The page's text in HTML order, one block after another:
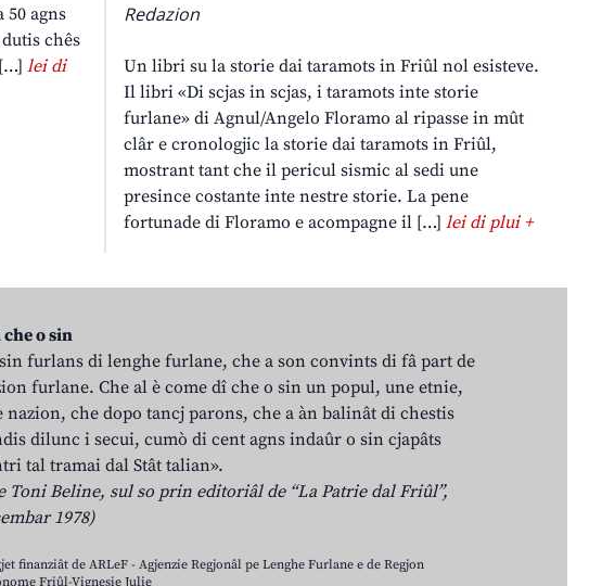
agns
chês
lei di
Redazion
Un libri su la storie dai taramots in Friûl nol esisteve.
Il libri «Di scjas in scjas, i taramots inte storie
furlane» di Agnul/Angelo Floramo al ripasse in mût
clâr e cronologjic la storie dai taramots in Friûl,
mostrant tant che il pericul sismic al sedi une
presince costante inte nestre storie. La pene
fortunade di Floramo e acompagne il […]lei di plui +
che o sin
furlans di lenghe furlane, che a son convints di fâ part de
furlane. Che al è come dî che o sin un popul, une etnie,
nazion, che dopo tancj parons, che a àn balinât di chestis
dilunc i secui, cumò di cent agns indaûr o sin cjapâts
tal tramai dal Stât talian».
Toni Beline, sul so prin editoriâl de “La Patrie dal Friûl”,
1978)
finanziât de ARLeF - Agjenzie Regjonâl pe Lenghe Furlane e de Regjon
Friûl-Vignesie Julie